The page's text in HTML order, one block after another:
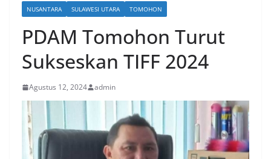
NUSANTARA SULAWESI UTARA TOMOHON
PDAM Tomohon Turut
Sukseskan TIFF 2024
Agustus 12, 2024 admin